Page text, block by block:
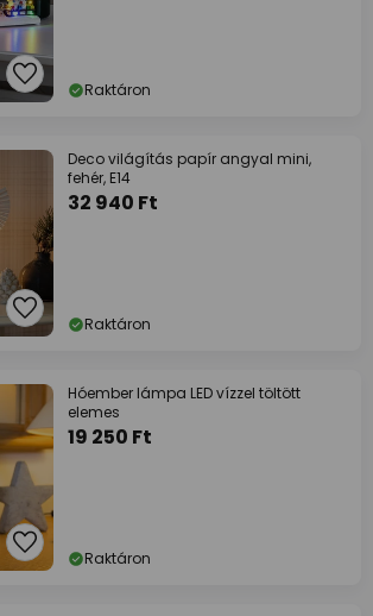
Raktáron
Deco világítás papír angyal mini,
fehér, E14
32 940 Ft
Raktáron
Hóember lámpa LED vízzel töltött
elemes
19 250 Ft
Raktáron